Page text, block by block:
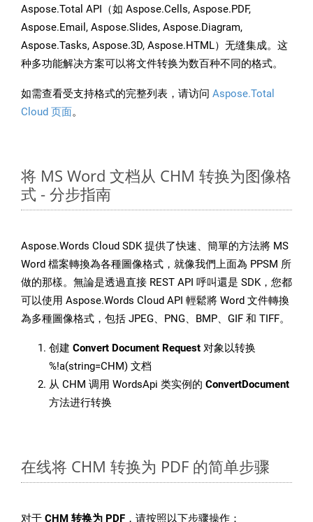
Aspose.Total API（如 Aspose.Cells, Aspose.PDF,
Aspose.Email, Aspose.Slides, Aspose.Diagram,
Aspose.Tasks, Aspose.3D, Aspose.HTML）无缝集成。这
种多功能解决方案可以将文件转换为数百种不同的格式。
如需查看受支持格式的完整列表，请访问 Aspose.Total
Cloud 页面。
将 MS Word 文档从 CHM 转换为图像格
式 - 分步指南
Aspose.Words Cloud SDK 提供了快速、簡單的方法將 MS
Word 檔案轉換為各種圖像格式，就像我們上面為 PPSM 所
做的那樣。無論是透過直接 REST API 呼叫還是 SDK，您都
可以使用 Aspose.Words Cloud API 輕鬆將 Word 文件轉換
為多種圖像格式，包括 JPEG、PNG、BMP、GIF 和 TIFF。
创建 Convert Document Request 对象以转换
%!a(string=CHM) 文档
从 CHM 调用 WordsApi 类实例的 ConvertDocument
方法进行转换
在线将 CHM 转换为 PDF 的简单步骤
对于 CHM 转换为 PDF ，请按照以下步骤操作：